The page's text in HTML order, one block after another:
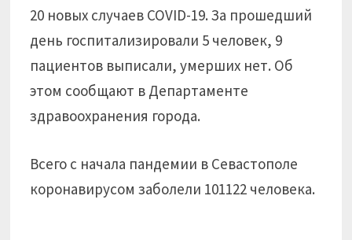
20 новых случаев COVID-19. За прошедший
день госпитализировали 5 человек, 9
пациентов выписали, умерших нет. Об
этом сообщают в Департаменте
здравоохранения города.
Всего с начала пандемии в Севастополе
коронавирусом заболели 101122 человека.